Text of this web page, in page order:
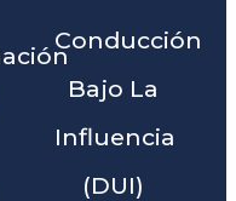
Conducción
Bajo La
Influencia
(DUI)